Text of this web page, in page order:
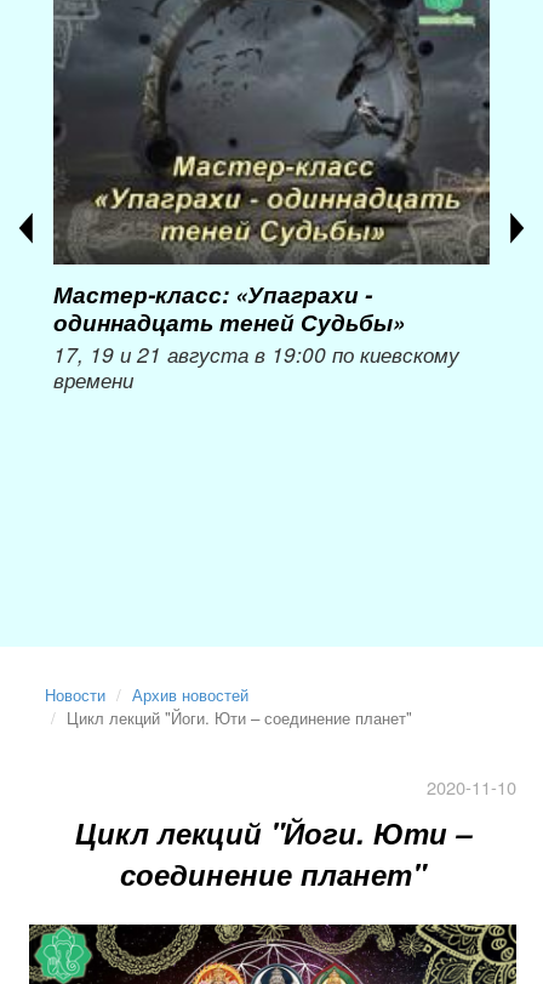
Мастер-класс: «Упаграхи -
одиннадцать теней Судьбы»
17, 19 и 21 августа в 19:00 по киевскому
времени
Новости
Архив новостей
Цикл лекций "Йоги. Юти – соединение планет"
2020-11-10
Цикл лекций "Йоги. Юти –
соединение планет"